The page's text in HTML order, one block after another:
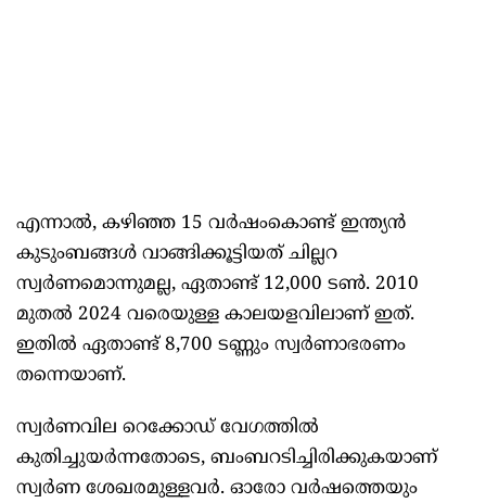
എന്നാല്‍, കഴിഞ്ഞ 15 വർഷംകൊണ്ട് ഇന്ത്യൻ
കുടുംബങ്ങള്‍ വാങ്ങിക്കൂട്ടിയത് ചില്ലറ
സ്വർണമൊന്നുമല്ല, ഏതാണ്ട് 12,000 ടണ്‍. 2010
മുതല്‍ 2024 വരെയുള്ള കാലയളവിലാണ് ഇത്.
ഇതില്‍ ഏതാണ്ട് 8,700 ടണ്ണും സ്വർണാഭരണം
തന്നെയാണ്.
സ്വർണവില റെക്കോഡ് വേഗത്തില്‍
കുതിച്ചുയർന്നതോടെ, ബംബറടിച്ചിരിക്കുകയാണ്
സ്വർണ ശേഖരമുള്ളവർ. ഓരോ വർഷത്തെയും